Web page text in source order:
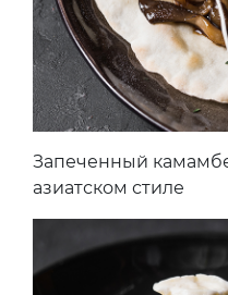
Запеченный
азиатском стиле